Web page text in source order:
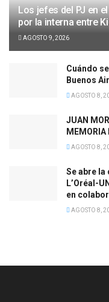
Los jefes del PJ en
por la interna entre
AGOSTO 9, 2026
Cuándo
Buenos
AGOSTO 8,
JUAN
MEMORIA
AGOSTO 8,
Se abre la
L’Oréal-
en
AGOSTO 8,